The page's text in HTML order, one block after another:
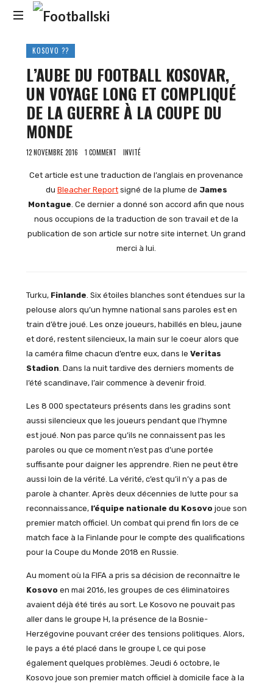
Footballski
Le
football
d'Europe
centrale
et
d'Europe
de
l'Est
KOSOVO ??
L’AUBE DU FOOTBALL KOSOVAR,
UN VOYAGE LONG ET COMPLIQUÉ
DE LA GUERRE À LA COUPE DU
MONDE
12 NOVEMBRE 2016 1 COMMENT INVITÉ
Cet article est une traduction de l’anglais en provenance
du Bleacher Reportsigné de la plume de James
Montague . Ce dernier a donné son accord afin que nous
nous occupions de la traduction de son travail et de la
publication de son article sur notre site internet. Un grand
merci à lui.
Turku, Finlande . Six étoiles blanches sont étendues sur la
pelouse alors qu’un hymne national sans paroles est en
train d’être joué. Les onze joueurs, habillés en bleu, jaune
et doré, restent silencieux, la main sur le coeur alors que
la caméra filme chacun d’entre eux, dans le Veritas
Stadion . Dans la nuit tardive des derniers moments de
l’été scandinave, l’air commence à devenir froid.
Les 8 000 spectateurs présents dans les gradins sont
aussi silencieux que les joueurs pendant que l’hymne
est joué. Non pas parce qu’ils ne connaissent pas les
paroles ou que ce moment n’est pas d’une portée
suffisante pour daigner les apprendre. Rien ne peut être
aussi loin de la vérité. La vérité, c’est qu’il n’y a pas de
parole à chanter. Après deux décennies de lutte pour sa
reconnaissance, l’équipe nationale du Kosovo joue son
premier match officiel. Un combat qui prend fin lors de ce
match face à la Finlande pour le compte des qualifications
pour la Coupe du Monde 2018 en Russie.
Au moment où la FIFA a pris sa décision de reconnaître le
Kosovo en mai 2016, les groupes de ces éliminatoires
avaient déjà été tirés au sort. Le Kosovo ne pouvait pas
aller dans le groupe H, la présence de la Bosnie-
Herzégovine pouvant créer des tensions politiques. Alors,
le pays a été placé dans le groupe I, ce qui pose
également quelques problèmes. Jeudi 6 octobre, le
Kosovo joue son premier match officiel à domicile face à la